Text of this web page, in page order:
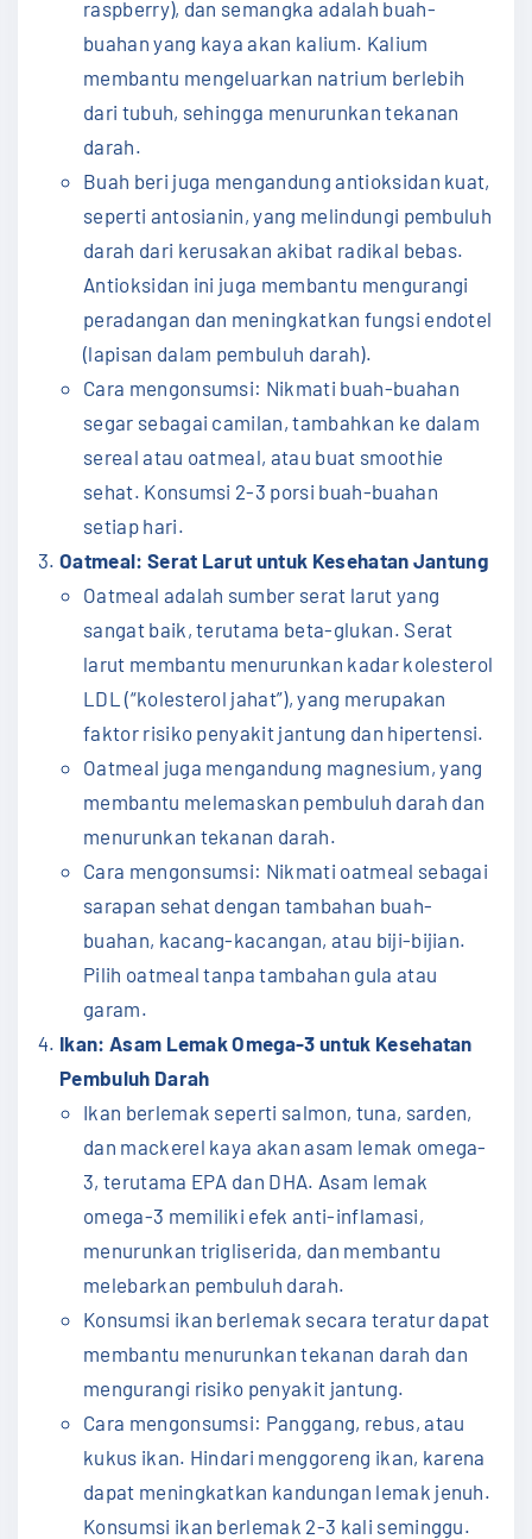
raspberry), dan semangka adalah buah-
buahan yang kaya akan kalium. Kalium
membantu mengeluarkan natrium berlebih
dari tubuh, sehingga menurunkan tekanan
darah.
Buah beri juga mengandung antioksidan kuat,
seperti antosianin, yang melindungi pembuluh
darah dari kerusakan akibat radikal bebas.
Antioksidan ini juga membantu mengurangi
peradangan dan meningkatkan fungsi endotel
(lapisan dalam pembuluh darah).
Cara mengonsumsi: Nikmati buah-buahan
segar sebagai camilan, tambahkan ke dalam
sereal atau oatmeal, atau buat smoothie
sehat. Konsumsi 2-3 porsi buah-buahan
setiap hari.
Oatmeal: Serat Larut untuk Kesehatan Jantung
Oatmeal adalah sumber serat larut yang
sangat baik, terutama beta-glukan. Serat
larut membantu menurunkan kadar kolesterol
LDL (“kolesterol jahat”), yang merupakan
faktor risiko penyakit jantung dan hipertensi.
Oatmeal juga mengandung magnesium, yang
membantu melemaskan pembuluh darah dan
menurunkan tekanan darah.
Cara mengonsumsi: Nikmati oatmeal sebagai
sarapan sehat dengan tambahan buah-
buahan, kacang-kacangan, atau biji-bijian.
Pilih oatmeal tanpa tambahan gula atau
garam.
Ikan: Asam Lemak Omega-3 untuk Kesehatan
Pembuluh Darah
Ikan berlemak seperti salmon, tuna, sarden,
dan mackerel kaya akan asam lemak omega-
3, terutama EPA dan DHA. Asam lemak
omega-3 memiliki efek anti-inflamasi,
menurunkan trigliserida, dan membantu
melebarkan pembuluh darah.
Konsumsi ikan berlemak secara teratur dapat
membantu menurunkan tekanan darah dan
mengurangi risiko penyakit jantung.
Cara mengonsumsi: Panggang, rebus, atau
kukus ikan. Hindari menggoreng ikan, karena
dapat meningkatkan kandungan lemak jenuh.
Konsumsi ikan berlemak 2-3 kali seminggu.